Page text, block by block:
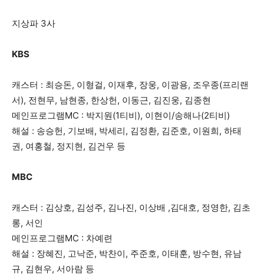
지상파 3사
KBS
캐스터 : 최승돈, 이형걸, 이재후, 장웅, 이광용, 조우종(프리랜
서), 전현무, 남현종, 한상헌, 이동근, 김진웅, 김종현
메인프로그램MC : 박지원(1티비), 이현이/송해나(2티비)
해설 : 송승헌, 기보배, 박세리, 김정환, 김준호, 이원희, 하태
권, 여홍철, 정지현, 김건우 등
MBC
캐스터 : 김상호, 김성주, 김나진, 이상배 ,김대호, 정영한, 김초
롱, 서인
메인프로그램MC : 차예련
해설 : 장혜진, 고낙준, 박찬이, 주준호, 이태훈, 방수현, 유남
규, 김현우, 서아람 등